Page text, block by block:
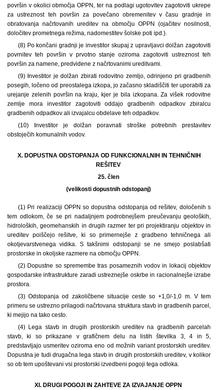
površin v okolici območja OPPN, ter na podlagi ugotovitev zagotoviti ukrepe
za ustreznost teh površin za povečano obremenitev v času gradnje in
obratovanja načrtovanih ureditev na območju OPPN (ojačitev nosilnosti,
določitev prometnega režima, nadomestitev šolske poti ipd.).
(8) Po končani gradnji je investitor skupaj z upravljavci dolžan zagotoviti
povrnitev teh površin v prvotno stanje oziroma zagotoviti ustreznost teh
površin za namene, predvidene z načrtovanimi ureditvami.
(9) Investitor je dolžan zbirati rodovitno zemljo, odrinjeno pri gradbenih
posegih, ločeno od preostalega izkopa, jo začasno skladiščiti ter uporabiti za
urejanje zelenih površin na kraju, kjer je bila izkopana. Za višek rodovitne
zemlje mora investitor zagotoviti oddajo gradbenih odpadkov zbiralcu
gradbenih odpadkov ali izvajalcu obdelave teh odpadkov.
(10) Investitor je dolžan poravnati stroške potrebnih prestavitev
obstoječih komunalnih vodov.
X. DOPUSTNA ODSTOPANJA OD FUNKCIONALNIH IN TEHNIČNIH
REŠITEV
25. člen
(velikosti dopustnih odstopanj)
(1) Pri realizaciji OPPN so dopustna odstopanja od rešitev, določenih s
tem odlokom, če se pri nadaljnjem podrobnejšem preučevanju geoloških,
hidroloških, geomehanskih in drugih razmer ter pri projektiranju objektov in
ureditev poiščejo rešitve, ki so primernejše z gradbeno tehničnega ali
okoljevarstvenega vidika. S takšnimi odstopanji se ne smejo poslabšati
prostorske in okoljske razmere na območju OPPN.
(2) Dopustne so spremembe tras posameznih vodov in lokacij objektov
gospodarske infrastrukture zaradi ustreznejše oskrbe in racionalnejše izrabe
prostora.
(3) Odstopanja od zakoličbene situacije ceste so +1,0/-1,0 m. V tem
primeru se ustrezno prilagodi načrtovana struktura stavb in gradbenih parcel,
ki mejijo na tako cesto.
(4) Lega stavb in drugih prostorskih ureditev na gradbenih parcelah
stavb, ki so prikazane v grafičnem delu na listih številka 3, 4 in 5,
predstavljajo usmeritev oziroma eno od možnih variant prostorskih ureditev.
Dopustna je tudi drugačna lega stavb in drugih prostorskih ureditev, v kolikor
so ob tem upoštevani vsi prostorski izvedbeni pogoji tega odloka.
XI. DRUGI POGOJI IN ZAHTEVE ZA IZVAJANJE OPPN